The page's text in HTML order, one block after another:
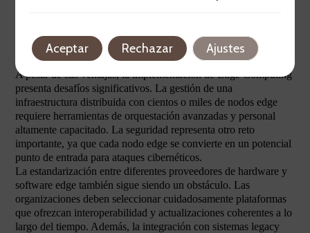
Desafíos en la implementación de
Edge Computing para logística
A pesar de sus ventajas, la implementación de Edge Computing
presenta desafíos significativos. La gestión de una
infraestructura distribuida con cientos o miles de nodos edge
requiere herramientas de orquestación avanzadas y personal
altamente capacitado. La seguridad representa otro reto
importante, ya que cada nodo edge se convierte en un potencial
punto de entrada para ataques cibernéticos.
La estandarización entre diferentes proveedores de hardware y
software edge también sigue siendo un obstáculo. Las
organizaciones deben seleccionar cuidadosamente plataformas
que ofrezcan interoperabilidad y actualizaciones coherentes a lo
largo del tiempo. Además, la integración con sistemas legacy
Aceptar Rechazar Ajustes